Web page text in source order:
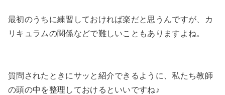
最初のうちに練習しておければ楽だと思うんですが、カ
リキュラムの関係などで難しいこともありますよね。
質問されたときにサッと紹介できるように、私たち教師
の頭の中を整理しておけるといいですね♪